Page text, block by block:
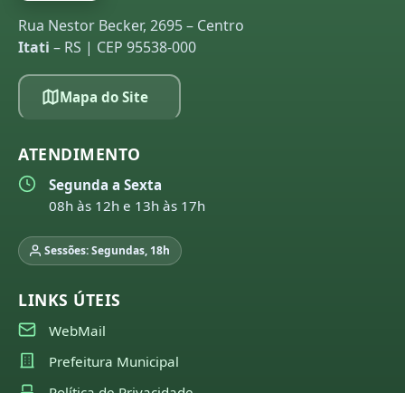
Rua Nestor Becker, 2695 – Centro
Itati – RS | CEP 95538-000
Mapa do Site
ATENDIMENTO
Segunda a Sexta
08h às 12h e 13h às 17h
Sessões: Segundas, 18h
LINKS ÚTEIS
WebMail
Prefeitura Municipal